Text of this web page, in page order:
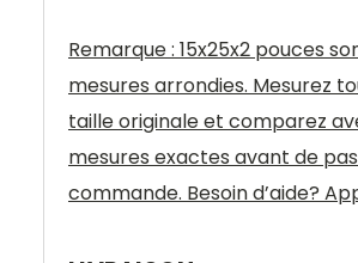
Remarque : 15x25x2 pouces
mesures arrondies. Mesurez
taille originale et comparez
mesures exactes avant de
commande. Besoin d’aide?